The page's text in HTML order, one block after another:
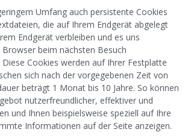
Umfang auch persistente Cookies
die auf Ihrem Endgerät abgelegt
Endgerät verbleiben und es uns
beim nächsten Besuch
Cookies werden auf Ihrer Festplatte
sich nach der vorgegebenen Zeit von
beträgt 1 Monat bis 10 Jahre. So können
nutzerfreundlicher, effektiver und
und Ihnen beispielsweise speziell auf Ihre
Informationen auf der Seite anzeigen.